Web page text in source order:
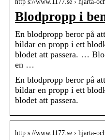
http s://www.1177.se › hjarta-
Blodpropp i
En blodpropp beror på
bildar en propp i ett
blodet att passera. …
en …
En blodpropp beror på
bildar en propp i ett
blodet att passera.
http s://www.1177.se › hjarta-